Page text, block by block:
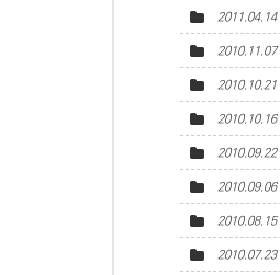
2011.04.14
2010.11.07
2010.10.21
2010.10.16
2010.09.22
2010.09.06
2010.08.15
2010.07.23